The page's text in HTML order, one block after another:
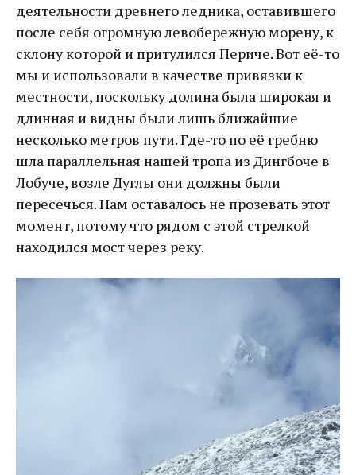
деятельности древнего ледника, оставившего
после себя огромную левобережную морену, к
склону которой и притулился Периче. Вот её-то
мы и использовали в качестве привязки к
местности, поскольку долина была широкая и
длинная и видны были лишь ближайшие
несколько метров пути. Где-то по её гребню
шла параллельная нашей тропа из Дингбоче в
Лобуче, возле Дуглы они должны были
пересечься. Нам оставалось не прозевать этот
момент, потому что рядом с этой стрелкой
находился мост через реку.